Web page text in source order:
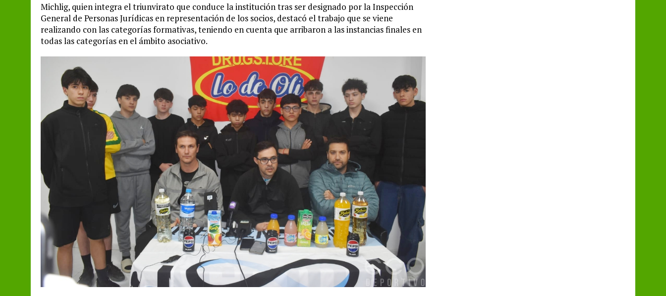
Michlig, quien integra el triunvirato que conduce la institución tras ser designado por la Inspección
General de Personas Jurídicas en representación de los socios, destacó el trabajo que se viene
realizando con las categorías formativas, teniendo en cuenta que arribaron a las instancias finales en
todas las categorías en el ámbito asociativo.